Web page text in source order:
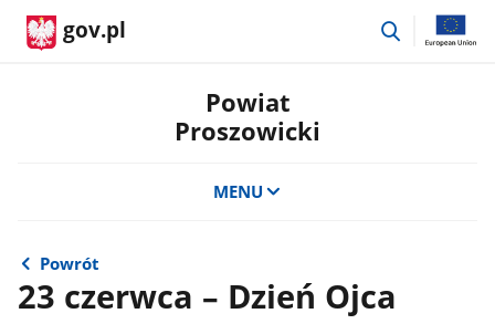
gov.pl
przejdź
Powiat
Proszowicki
MENU
Powrót
23 czerwca – Dzień Ojca